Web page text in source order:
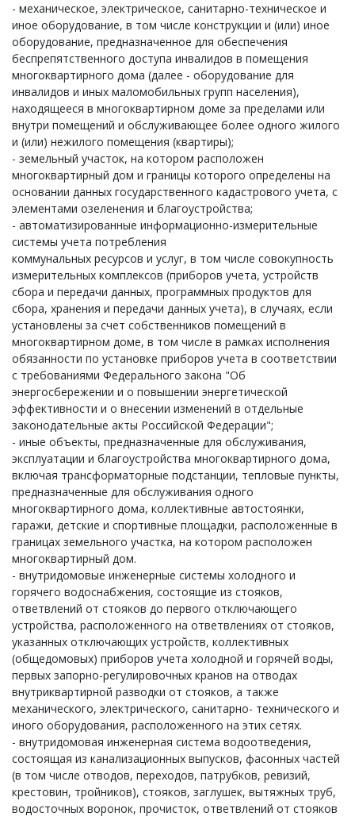
- механическое, электрическое, санитарно-техническое и
иное оборудование, в том числе конструкции и (или) иное
оборудование, предназначенное для обеспечения
беспрепятственного доступа инвалидов в помещения
многоквартирного дома (далее - оборудование для
инвалидов и иных маломобильных групп населения),
находящееся в многоквартирном доме за пределами или
внутри помещений и обслуживающее более одного жилого
и (или) нежилого помещения (квартиры);
- земельный участок, на котором расположен
многоквартирный дом и границы которого определены на
основании данных государственного кадастрового учета, с
элементами озеленения и благоустройства;
- автоматизированные информационно-измерительные
системы учета потребления
коммунальных ресурсов и услуг, в том числе совокупность
измерительных комплексов (приборов учета, устройств
сбора и передачи данных, программных продуктов для
сбора, хранения и передачи данных учета), в случаях, если
установлены за счет собственников помещений в
многоквартирном доме, в том числе в рамках исполнения
обязанности по установке приборов учета в соответствии
с требованиями Федерального закона "Об
энергосбережении и о повышении энергетической
эффективности и о внесении изменений в отдельные
законодательные акты Российской Федерации";
- иные объекты, предназначенные для обслуживания,
эксплуатации и благоустройства многоквартирного дома,
включая трансформаторные подстанции, тепловые пункты,
предназначенные для обслуживания одного
многоквартирного дома, коллективные автостоянки,
гаражи, детские и спортивные площадки, расположенные в
границах земельного участка, на котором расположен
многоквартирный дом.
- внутридомовые инженерные системы холодного и
горячего водоснабжения, состоящие из стояков,
ответвлений от стояков до первого отключающего
устройства, расположенного на ответвлениях от стояков,
указанных отключающих устройств, коллективных
(общедомовых) приборов учета холодной и горячей воды,
первых запорно-регулировочных кранов на отводах
внутриквартирной разводки от стояков, а также
механического, электрического, санитарно- технического и
иного оборудования, расположенного на этих сетях.
- внутридомовая инженерная система водоотведения,
состоящая из канализационных выпусков, фасонных частей
(в том числе отводов, переходов, патрубков, ревизий,
крестовин, тройников), стояков, заглушек, вытяжных труб,
водосточных воронок, прочисток, ответвлений от стояков